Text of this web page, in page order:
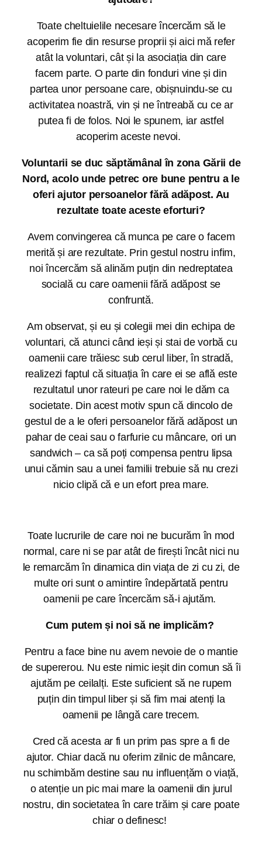
Toate cheltuielile necesare încercăm să le
acoperim fie din resurse proprii și aici mă refer
atât la voluntari, cât și la asociația din care
facem parte. O parte din fonduri vine și din
partea unor persoane care, obișnuindu-se cu
activitatea noastră, vin și ne întreabă cu ce ar
putea fi de folos. Noi le spunem, iar astfel
acoperim aceste nevoi.
Voluntarii se duc săptămânal în zona Gării de
Nord, acolo unde petrec ore bune pentru a le
oferi ajutor persoanelor fără adăpost. Au
rezultate toate aceste eforturi?
Avem convingerea că munca pe care o facem
merită și are rezultate. Prin gestul nostru infim,
noi încercăm să alinăm puțin din nedreptatea
socială cu care oamenii fără adăpost se
confruntă.
Am observat, și eu și colegii mei din echipa de
voluntari, că atunci când ieși și stai de vorbă cu
oamenii care trăiesc sub cerul liber, în stradă,
realizezi faptul că situația în care ei se află este
rezultatul unor rateuri pe care noi le dăm ca
societate. Din acest motiv spun că dincolo de
gestul de a le oferi persoanelor fără adăpost un
pahar de ceai sau o farfurie cu mâncare, ori un
sandwich – ca să poți compensa pentru lipsa
unui cămin sau a unei familii trebuie să nu crezi
nicio clipă că e un efort prea mare.
Toate lucrurile de care noi ne bucurăm în mod
normal, care ni se par atât de firești încât nici nu
le remarcăm în dinamica din viața de zi cu zi, de
multe ori sunt o amintire îndepărtată pentru
oamenii pe care încercăm să-i ajutăm.
Cum putem și noi să ne implicăm?
Pentru a face bine nu avem nevoie de o mantie
de supererou. Nu este nimic ieșit din comun să îi
ajutăm pe ceilalți. Este suficient să ne rupem
puțin din timpul liber și să fim mai atenți la
oamenii pe lângă care trecem.
Cred că acesta ar fi un prim pas spre a fi de
ajutor. Chiar dacă nu oferim zilnic de mâncare,
nu schimbăm destine sau nu influențăm o viață,
o atenție un pic mai mare la oamenii din jurul
nostru, din societatea în care trăim și care poate
chiar o definesc!